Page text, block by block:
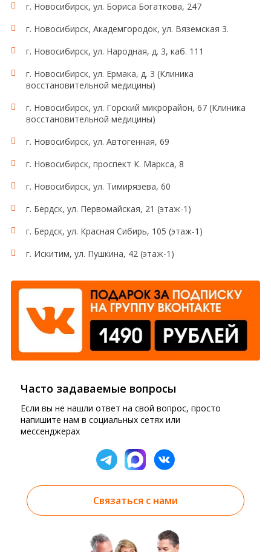
г. Новосибирск, ул. Бориса Богаткова, 247
г. Новосибирск, Академгородок, ул. Вяземская 3.
г. Новосибирск, ул. Народная, д. 3, каб. 111
г. Новосибирск, ул. Ермака, д. 3 (Клиника
восстановительной медицины)
г. Новосибирск, ул. Горский микрорайон, 67 (Клиника
восстановительной медицины)
г. Новосибирск, ул. Автогенная, 69
г. Новосибирск, проспект К. Маркса, 8
г. Новосибирск, ул. Тимирязева, 60
г. Бердск, ул. Первомайская, 21 (этаж-1)
г. Бердск, ул. Красная Сибирь, 105 (этаж-1)
г. Искитим, ул. Пушкина, 42 (этаж-1)
Часто задаваемые вопросы
Если вы не нашли ответ на свой вопрос, просто
напишите нам в социальных сетях или
мессенджерах
Связаться с нами